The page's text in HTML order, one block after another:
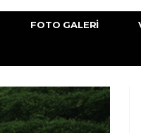
FOTO GALERI